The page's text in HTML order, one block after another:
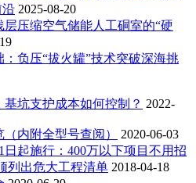
沿 2025-08-20
压缩空气储能人工硐室的“硬
负压“拔火罐”技术突破深海挑
坑支护成本如何控制？ 2022-
内附全型号查阅）
2020-06-03
日起施行：400万以下项目不用招
列出危大工程清单 2018-04-18